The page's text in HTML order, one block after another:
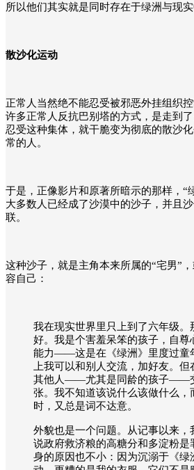
所以他们其实就是同时存在于绿洲与现实
散沙化运动
正常人当然绝不能忍受被邪恶外挂组织
许多正常人反抗巴别塔的方式，是走到
忍受这种集体，就干脆变为彻底的散沙
常的人。
于是，正像影片和原著所暗示的那样，“
大多数人已经成了沙漠中的沙子，并且
联。
这种沙子，就是主角本来所属的“宅男”
容自己：
我在现实世界里只上到了六年级。
好。我是个害羞呆笨的孩子，自尊
能力——这是在《绿洲》里度过童
上我可以和别人交流，加好友。
其他人——尤其是同龄的孩子——
张。我不知道该说什么该做什么，
时，又总是词不达意。
外貌也是一个问题。从记事以来，
说政府救济粮的高糖分和多淀粉是
身的原因也不小：因为沉溺于《绿